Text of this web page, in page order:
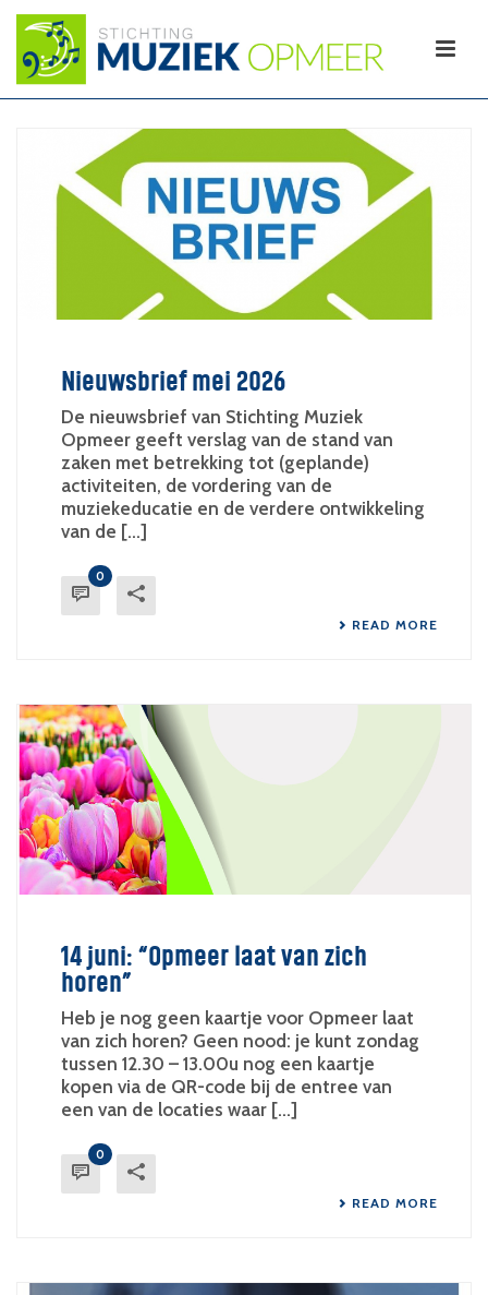
Nieuwsbrief mei 2026
De nieuwsbrief van Stichting Muziek
Opmeer geeft verslag van de stand van
zaken met betrekking tot (geplande)
activiteiten, de vordering van de
muziekeducatie en de verdere ontwikkeling
van de [...]
0
READ MORE
14 juni: “Opmeer laat van zich
horen”
Heb je nog geen kaartje voor Opmeer laat
van zich horen? Geen nood: je kunt zondag
tussen 12.30 – 13.00u nog een kaartje
kopen via de QR-code bij de entree van
een van de locaties waar [...]
0
READ MORE